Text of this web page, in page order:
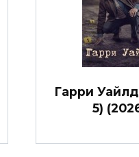
Гарри
5)